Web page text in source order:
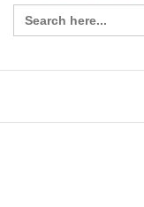
Search
for: